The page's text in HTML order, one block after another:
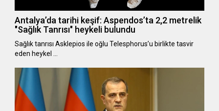
Antalya’da tarihi keşif: Aspendos’ta 2,2 metrelik
"Sağlık Tanrısı" heykeli bulundu
Sağlık tanrısı Asklepios ile oğlu Telesphorus’u birlikte tasvir
eden heykel …